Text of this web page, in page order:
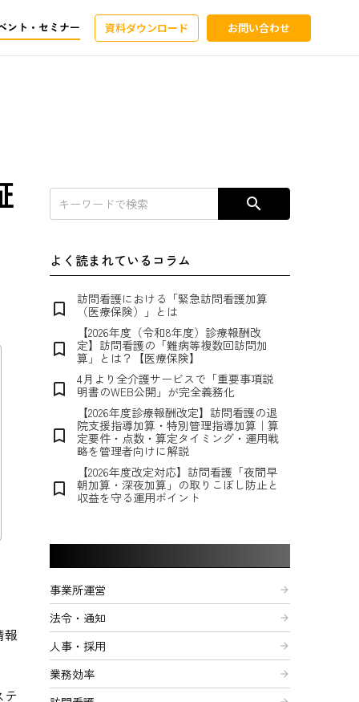
ント・セミナー 資料ダウンロード お問い合わせ
報
search
よく読まれているコラム
bookmark_border
訪問看護における「緊急訪問看護加算
（医療保険）」とは
bookmark_border
【2026年度（令和8年度）診療報酬改
定】訪問看護の「難病等複数回訪問加
算」とは？【医療保険】
bookmark_border
4月より全介護サービスで「重要事項説
明書のWEB公開」が完全義務化
bookmark_border
【2026年度診療報酬改定】訪問看護の退
院支援指導加算・特別管理指導加算｜算
定要件・点数・算定タイミング・運用戦
略を管理者向けに解説
bookmark_border
【2026年度改定対応】訪問看護「夜間早
朝加算・深夜加算」の取りこぼし防止と
収益を守る運用ポイント
事業所運営 arrow_forward
法令・通知 arrow_forward
人事・採用 arrow_forward
業務効率 arrow_forward